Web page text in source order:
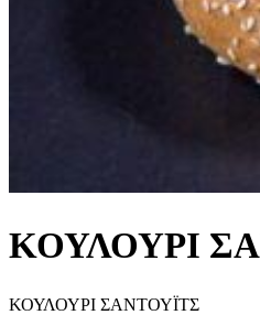
ΚΟΥΛΟΥΡΙ
ΚΟΥΛΟΥΡΙ ΣΑΝΤΟΥΪΤΣ